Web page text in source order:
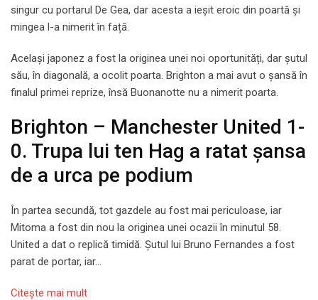
singur cu portarul De Gea, dar acesta a ieșit eroic din poartă și
mingea l-a nimerit în față.
Același japonez a fost la originea unei noi oportunități, dar șutul
său, în diagonală, a ocolit poarta. Brighton a mai avut o șansă în
finalul primei reprize, însă Buonanotte nu a nimerit poarta.
Brighton – Manchester United 1-
0. Trupa lui ten Hag a ratat șansa
de a urca pe podium
În partea secundă, tot gazdele au fost mai periculoase, iar
Mitoma a fost din nou la originea unei ocazii în minutul 58.
United a dat o replică timidă. Șutul lui Bruno Fernandes a fost
parat de portar, iar…
Citeşte mai mult